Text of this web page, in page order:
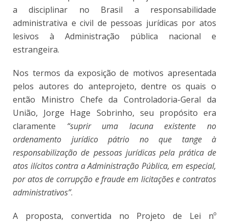
a disciplinar no Brasil a responsabilidade
administrativa e civil de pessoas jurídicas por atos
lesivos à Administração pública nacional e
estrangeira.
Nos termos da exposição de motivos apresentada
pelos autores do anteprojeto, dentre os quais o
então Ministro Chefe da Controladoria-Geral da
União, Jorge Hage Sobrinho, seu propósito era
claramente “suprir uma lacuna existente no
ordenamento jurídico pátrio no que tange à
responsabilização de pessoas jurídicas pela prática de
atos ilícitos contra a Administração Pública, em especial,
por atos de corrupção e fraude em licitações e contratos
administrativos”.
A proposta, convertida no Projeto de Lei nº